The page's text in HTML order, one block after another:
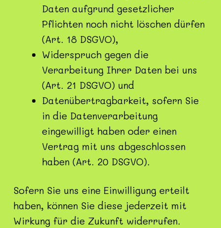
Daten aufgrund gesetzlicher
Pflichten noch nicht löschen dürfen
(Art. 18 DSGVO),
Widerspruch gegen die
Verarbeitung Ihrer Daten bei uns
(Art. 21 DSGVO) und
Datenübertragbarkeit, sofern Sie
in die Datenverarbeitung
eingewilligt haben oder einen
Vertrag mit uns abgeschlossen
haben (Art. 20 DSGVO).
Sofern Sie uns eine Einwilligung erteilt
haben, können Sie diese jederzeit mit
Wirkung für die Zukunft widerrufen.